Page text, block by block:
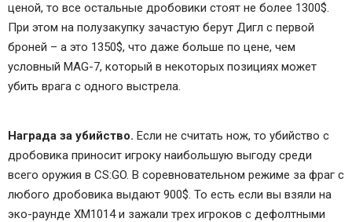
ценой, то все остальные дробовики стоят не более 1300$.
При этом на полузакупку зачастую берут Дигл с первой
броней – а это 1350$, что даже больше по цене, чем
условный MAG-7, который в некоторых позициях может
убить врага с одного выстрела.
Награда за убийство. Если не считать нож, то убийство с
дробовика приносит игроку наибольшую выгоду среди
всего оружия в CS:GO. В соревновательном режиме за фраг с
любого дробовика выдают 900$. То есть если вы взяли на
эко-раунде XM1014 и зажали трех игроков с дефолтными